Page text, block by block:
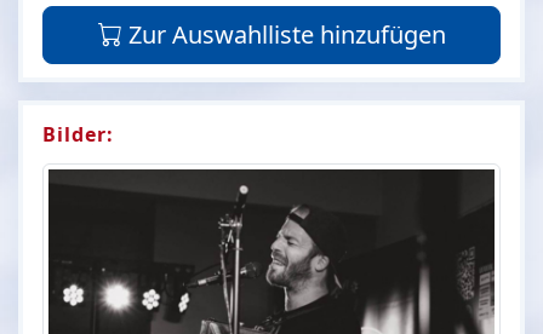
Zur Auswahlliste hinzufügen
Bilder: